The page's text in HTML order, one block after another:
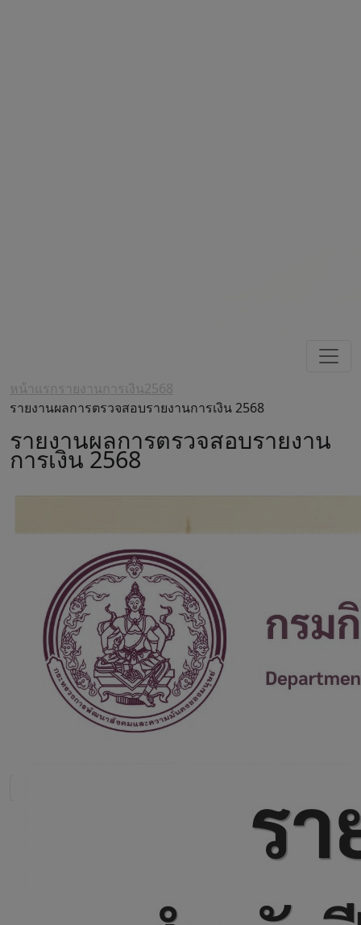
หน้าแรกรายงานการเงิน2568
รายงานผลการตรวจสอบรายงานการเงิน 2568
รายงานผลการตรวจสอบรายงาน
การเงิน 2568